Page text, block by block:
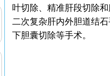
叶切除、精准肝段切除
二次复杂肝内外胆道结
下胆囊切除等手术。